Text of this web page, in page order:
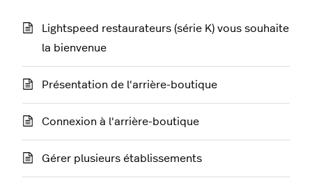
Lightspeed restaurateurs (série K) vous souhaite
la bienvenue
Présentation de l'arrière-boutique
Connexion à l'arrière-boutique
Gérer plusieurs établissements